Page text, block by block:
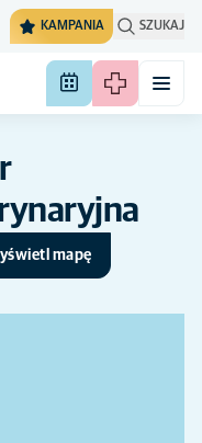
KAMPANIA SZUKAJ
mapę